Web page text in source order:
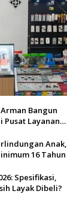
Bangun
Layanan
Anak,
16 Tahun
Spesifikasi,
Layak Dibeli?